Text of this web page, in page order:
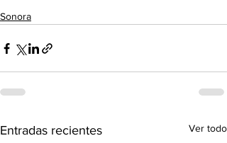
Sonora
Entradas recientes Ver todo